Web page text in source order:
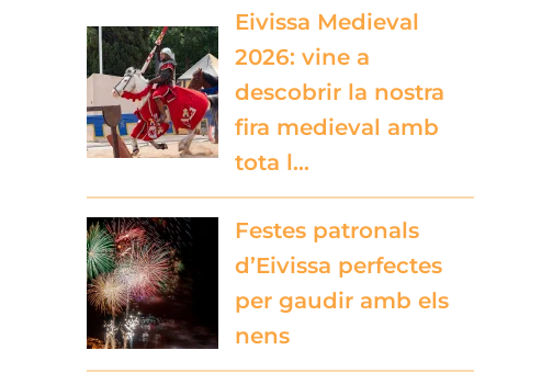
Eivissa Medieval
2026: vine a
descobrir la nostra
fira medieval amb
tota l…
Festes patronals
d’Eivissa perfectes
per gaudir amb els
nens